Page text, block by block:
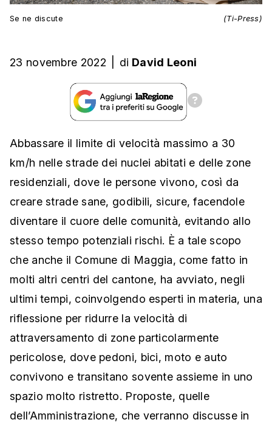
Se ne discute (Ti-Press)
23 novembre 2022 di David Leoni
Abbassare il limite di velocità massimo a 30
km/h nelle strade dei nuclei abitati e delle zone
residenziali, dove le persone vivono, così da
creare strade sane, godibili, sicure, facendole
diventare il cuore delle comunità, evitando allo
stesso tempo potenziali rischi. È a tale scopo
che anche il Comune di Maggia, come fatto in
molti altri centri del cantone, ha avviato, negli
ultimi tempi, coinvolgendo esperti in materia, una
riflessione per ridurre la velocità di
attraversamento di zone particolarmente
pericolose, dove pedoni, bici, moto e auto
convivono e transitano sovente assieme in uno
spazio molto ristretto. Proposte, quelle
dell’Amministrazione, che verranno discusse in